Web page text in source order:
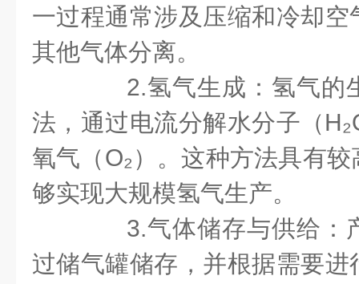
一过程通常涉及压缩和冷却
其他气体分离。
2.氢气生成：氢气的
法，通过电流分解水分子（
氧气（O₂）。这种方法具有
够实现大规模氢气生产。
3.气体储存与供给：
过储气罐储存，并根据需要